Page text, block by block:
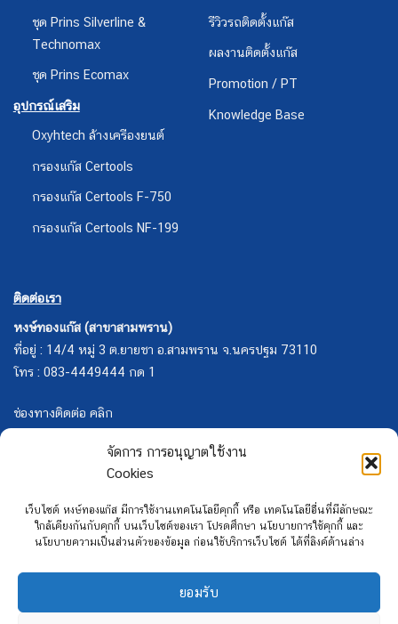
จัดการ การอนุญาตใช้งาน
Cookies
เว็บไซต์ หงษ์ทองแก๊ส มีการใช้งานเทคโนโลยีคุกกี้ หรือ เทคโนโลยีอื่นที่มีลักษณะ
ใกล้เคียงกันกับคุกกี้ บนเว็บไซต์ของเรา โปรดศึกษา นโยบายการใช้คุกกี้ และ
นโยบายความเป็นส่วนตัวของข้อมูล ก่อนใช้บริการเว็บไซต์ ได้ที่ลิงค์ด้านล่าง
ยอมรับ
ชุด Prins Silverline &
Technomax
ชุด Prins Ecomax
อุปกรณ์เสริม
Oxyhtech ล้างเครืองยนต์
กรองแก๊ส Certools
กรองแก๊ส Certools F-750
กรองแก๊ส Certools NF-199
รีวิวรถติดตั้งแก๊ส
ผลงานติดตั้งแก๊ส
Promotion / PT
Knowledge Base
ติดต่อเรา
หงษ์ทองแก๊ส (สาขาสามพราน)
ที่อยู่ : 14/4 หมู่ 3 ต.ยายชา อ.สามพราน จ.นครปฐม 73110
โทร : 083-4449444 กด 1
ช่องทางติดต่อ คลิก